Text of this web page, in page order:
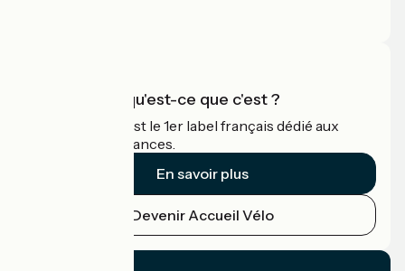
Accueil Vélo qu'est-ce que c'est ?
Accueil Vélo c'est le 1er label français dédié aux
cyclistes en vacances.
En savoir plus
Devenir Accueil Vélo